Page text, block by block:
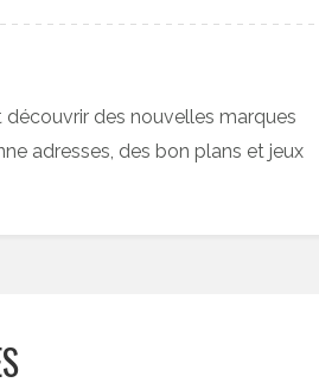
des nouvelles marques
adresses, des bon plans et jeux